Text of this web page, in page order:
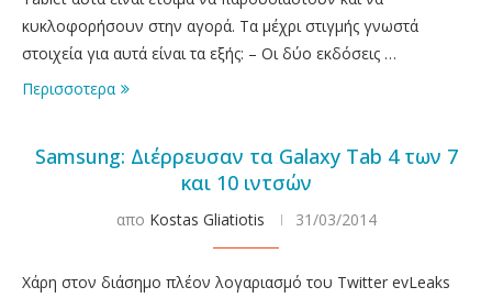
κυκλοφορήσουν στην αγορά. Τα μέχρι στιγμής γνωστά
στοιχεία για αυτά είναι τα εξής: – Οι δύο εκδόσεις …
Περισσοτερα
Samsung: Διέρρευσαν τα Galaxy Tab 4 των 7
και 10 ιντσών
απο Kostas Gliatiotis 31/03/2014
Χάρη στον διάσημο πλέον λογαριασμό του Twitter evLeaks